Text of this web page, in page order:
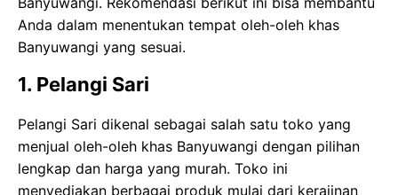
Anda dalam menentukan tempat oleh-oleh khas
Banyuwangi yang sesuai.
1. Pelangi Sari
Pelangi Sari dikenal sebagai salah satu toko yang
menjual oleh-oleh khas Banyuwangi dengan pilihan
lengkap dan harga yang murah. Toko ini
menyediakan berbagai produk mulai dari kerajinan